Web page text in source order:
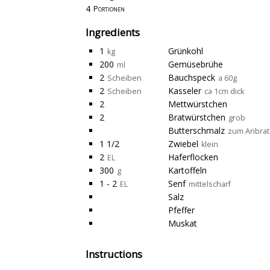
4 Portionen
Ingredients
1 kg
Grünkohl
200 ml
Gemüsebrühe
2 Scheiben Bauchspeck a 60g
2 Scheiben Kasseler ca 1cm dick
2
Mettwürstchen
2
Bratwürstchen grob
Butterschmalz zum
1 1/2 Zwiebel klein
2 EL
Haferflocken
300 g
Kartoffeln
1 - 2 EL Senf mittelscharf
Salz
Pfeffer
Muskat
Instructions